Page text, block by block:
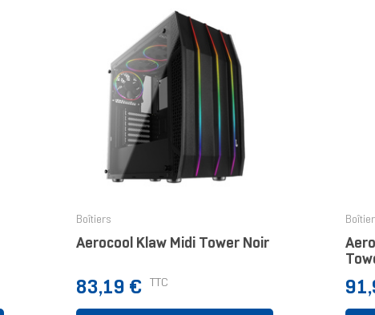
Boîtiers
Aerocool Klaw Midi Tower Noir
Prix
83,19 € TTC